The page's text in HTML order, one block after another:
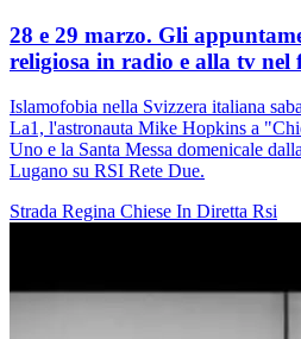
28 e 29 marzo. Gli
religiosa in radio e alla tv nel
Islamofobia nella Svizzera italiana
La1, l'astronauta Mike Hopkins a
Uno e la Santa Messa domenicale
Lugano su RSI Rete Due.
Strada Regina Chiese In Diretta Rsi